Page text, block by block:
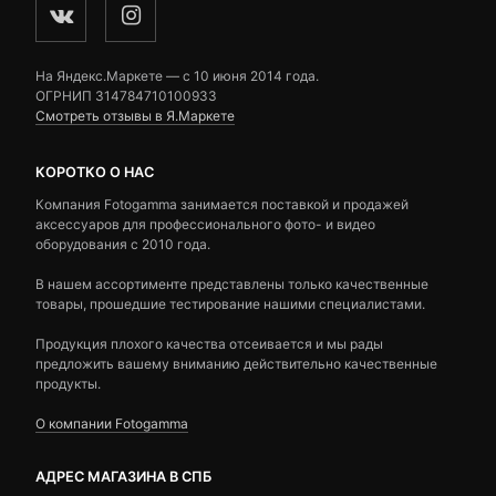
На Яндекс.Маркете — c 10 июня 2014 года.
ОГРНИП 314784710100933
Смотреть отзывы в Я.Маркете
КОРОТКО О НАС
Компания Fotogamma занимается поставкой и продажей
аксессуаров для профессионального фото- и видео
оборудования с 2010 года.
В нашем ассортименте представлены только качественные
товары, прошедшие тестирование нашими специалистами.
Продукция плохого качества отсеивается и мы рады
предложить вашему вниманию действительно качественные
продукты.
О компании Fotogamma
АДРЕС МАГАЗИНА В СПБ